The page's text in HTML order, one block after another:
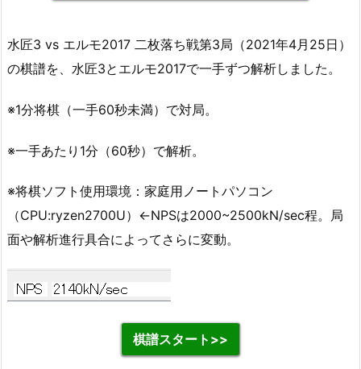
水匠3 vs エルモ2017 二枚落ち戦第3局（2021年4月25日）
の棋譜を、水匠3とエルモ2017で一手ずつ解析しました。
※1分将棋（一手60秒未満）で対局。
※一手あたり1分（60秒）で解析。
※将棋ソフト使用環境：家庭用ノートパソコン
（CPU:ryzen2700U）←NPSは2000~2500kN/sec程。局
面や解析進行具合によってさらに変動。
棋譜スタート>>